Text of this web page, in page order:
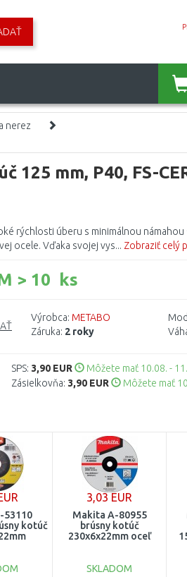
nerez
mm, P40, FS-
rýchlosti úberu s minimálnou námahou
ocele. Vďaka svojej vys... Zobraziť celý
> 10 ks
Výrobca: METABO
Záruka: 2 roky
SPS: 3,90 EUR
Môžete mať 10.08. -
Zásielkovňa: 3,90 EUR Môžete mať
53110
kotúč
3,03 EUR
Makita A-80955
brúsny kotúč
230x6x22mm oceľ
SKLADOM